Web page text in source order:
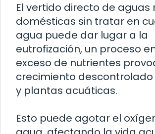
El vertido directo de aguas
domésticas sin tratar en
agua puede dar lugar a la
eutrofización, un proceso
exceso de nutrientes
crecimiento
y plantas acuáticas.
Esto puede agotar el